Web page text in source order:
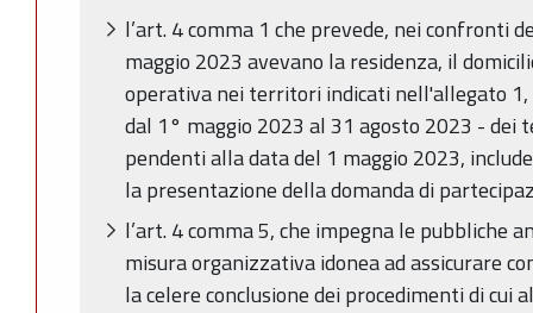
l’art. 4 comma 1 che prevede, nei confronti
maggio 2023 avevano la residenza, il
operativa nei territori indicati nell'allegato
dal 1° maggio 2023 al 31 agosto 2023 - dei
pendenti alla data del 1 maggio 2023,
la presentazione della domanda di
l’art. 4 comma 5, che impegna le pubbliche
misura organizzativa idonea ad assicurare
la celere conclusione dei procedimenti di cui